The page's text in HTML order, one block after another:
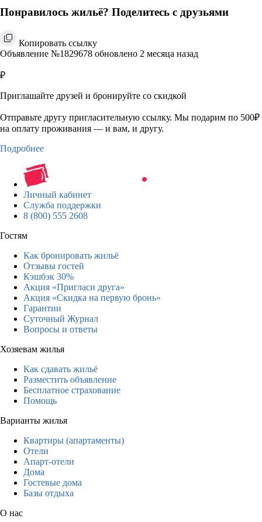
Понравилось жильё? Поделитесь с друзьями
Копировать ссылку
Объявление №1829678 обновлено 2 месяца назад
₽
Приглашайте друзей и бронируйте со скидкой
Отправьте другу пригласительную ссылку. Мы подарим по 500₽
на оплату проживания — и вам, и другу.
Подробнее
Личный кабинет
Служба поддержки
8 (800) 555 2608
Гостям
Как бронировать жильё
Отзывы гостей
Кэшбэк 30%
Акция «Пригласи друга»
Акция «Скидка на первую бронь»
Гарантии
Суточный Журнал
Вопросы и ответы
Хозяевам жилья
Как сдавать жильё
Разместить объявление
Бесплатное страхование
Помощь
Варианты жилья
Квартиры (апартаменты)
Отели
Апарт-отели
Дома
Гостевые дома
Базы отдыха
О нас